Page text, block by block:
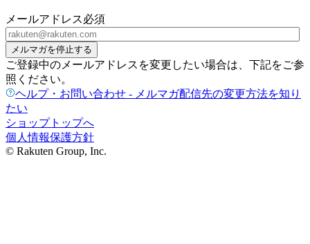
メールアドレス必須
メルマガを停止する
ご登録中のメールアドレスを変更したい場合は、下記をご参
照ください。
ヘルプ・お問い合わせ - メルマガ配信先の変更方法を知り
たい
ショップトップへ
個人情報保護方針
© Rakuten Group, Inc.